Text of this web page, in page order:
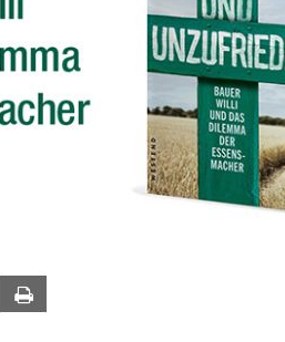
Email